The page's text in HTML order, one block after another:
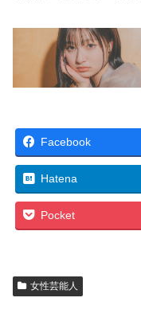
Facebook
Hatena
Pocket
女性芸能人